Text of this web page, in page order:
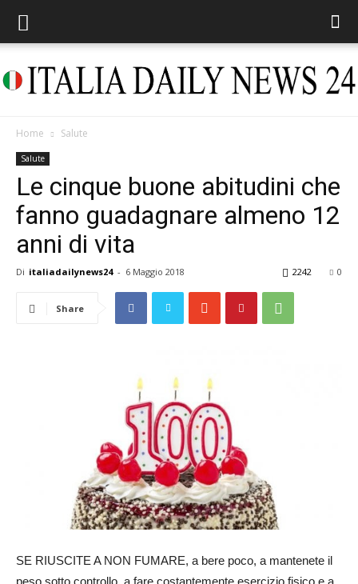
Daily
News
Home Salute
Salute
Le cinque buone abitudini che
fanno guadagnare almeno 12
anni di vita
Di italiadailynews24 - 6 Maggio 2018 0
2242
Share
SE RIUSCITE A NON FUMARE, a bere poco, a mantenete il
peso sotto controllo, a fare costantemente esercizio fisico e a